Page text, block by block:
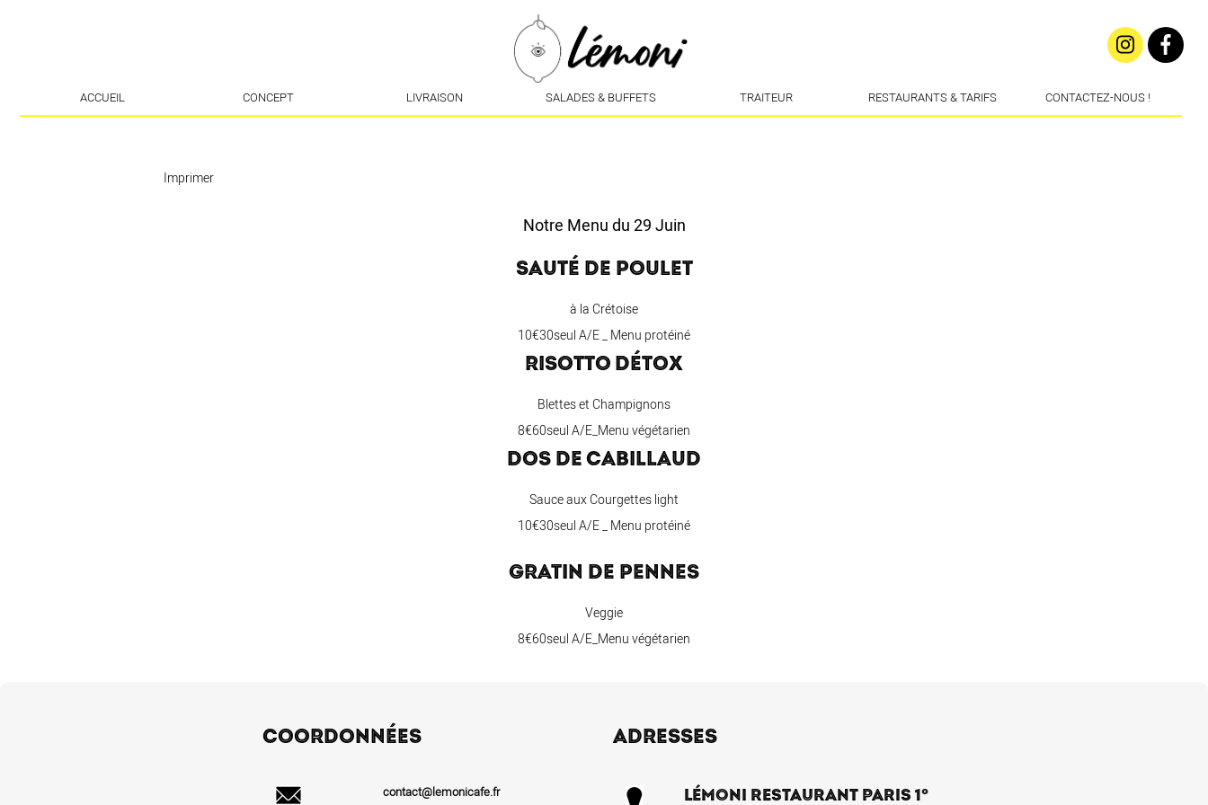
ACCUEIL CONCEPT LIVRAISON SALADES & BUFFETS TRAITEUR RESTAURANTS & TARIFS CONTACTEZ-NOUS !
Imprimer
Notre Menu du 29 Juin
SAUTÉ DE POULET
à la Crétoise
10€30seul A/E _ Menu protéiné
RISOTTO DÉTOX
Blettes et Champignons
8€60seul A/E_Menu végétarien
DOS DE CABILLAUD
Sauce aux Courgettes light
10€30seul A/E _ Menu protéiné
GRATIN DE PENNES
Veggie
8€60seul A/E_Menu végétarien
COORDONNÉES
contact@lemonicafe.fr
ADRESSES
LÉMONI RESTAURANT PARIS 1°